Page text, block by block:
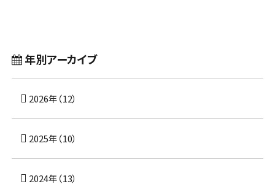
年別アーカイブ
2026年（12）
2025年（10）
2024年（13）